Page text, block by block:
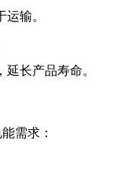
输。
长产品寿命。
需求：